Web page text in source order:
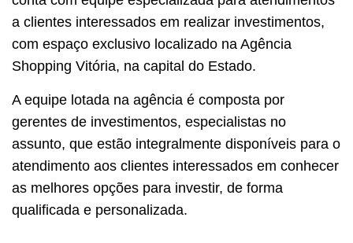
a clientes interessados em realizar investimentos,
com espaço exclusivo localizado na Agência
Shopping Vitória, na capital do Estado.
A equipe lotada na agência é composta por
gerentes de investimentos, especialistas no
assunto, que estão integralmente disponíveis para o
atendimento aos clientes interessados em conhecer
as melhores opções para investir, de forma
qualificada e personalizada.